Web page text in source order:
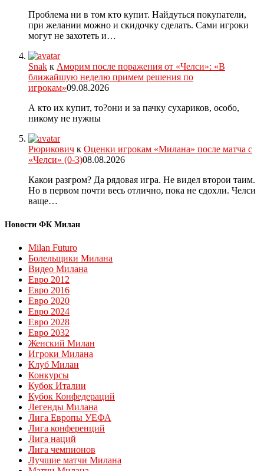
Проблема ни в том кто купит. Найдуться покупатели,
при желании можно и скидочку сделать. Сами игроки
могут не захотеть и…
Snak к Аморим после поражения от «Челси»: «В
ближайшую неделю примем решения по
игрокам»09.08.2026
А кто их купит, то?они и за пачку сухариков, особо,
никому не нужны
Рюрикович к Оценки игрокам «Милана» после матча с
«Челси» (0-3)08.08.2026
Какои разгром? Да рядовая игра. Не видел второи таим.
Но в первом почти весь отлично, пока не сдохли. Челси
ваще…
Новости ФК Милан
Milan Futuro
Болельщики Милана
Видео Милана
Евро 2012
Евро 2016
Евро 2020
Евро 2024
Евро 2028
Евро 2032
Женский Милан
Игроки Милана
Клуб Милан
Конкурсы
Кубок Италии
Кубок Конфедераций
Легенды Милана
Лига Европы УЕФА
Лига конференций
Лига наций
Лига чемпионов
Лучшие матчи Милана